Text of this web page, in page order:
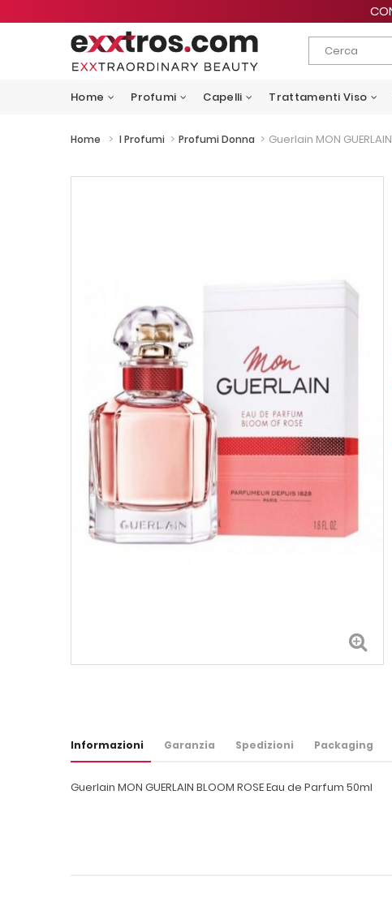
Home Profumi Capelli Trattamenti Viso
Home > I Profumi > Profumi Donna > Guerlain MON
Informazioni Garanzia Spedizioni Packaging
Guerlain MON GUERLAIN BLOOM ROSE Eau de Parfum 50ml